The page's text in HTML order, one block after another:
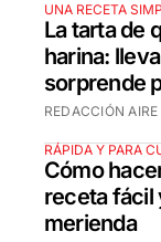
UNA RECETA
La tarta de
harina:
sorprende
REDACCIÓN
RÁPIDA Y PARA
Cómo
receta fácil
merienda